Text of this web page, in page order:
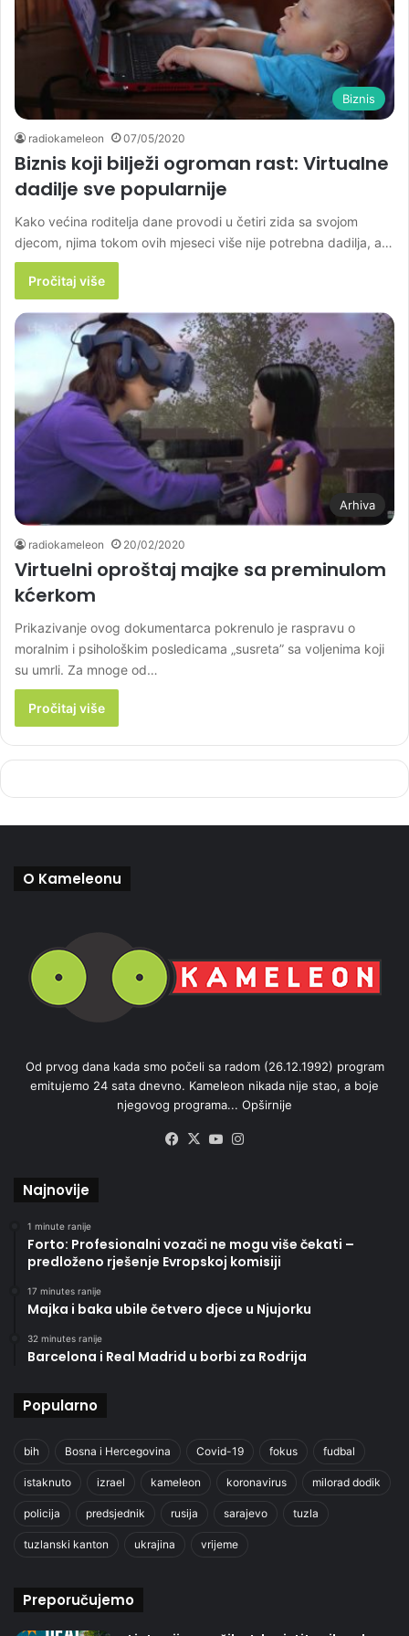
Biznis
radiokameleon 07/05/2020
Biznis koji bilježi ogroman rast: Virtualne
dadilje sve popularnije
Kako većina roditelja dane provodi u četiri zida sa svojom
djecom, njima tokom ovih mjeseci više nije potrebna dadilja, a…
Pročitaj više
Arhiva
radiokameleon 20/02/2020
Virtuelni oproštaj majke sa preminulom
kćerkom
Prikazivanje ovog dokumentarca pokrenulo je raspravu o
moralnim i psihološkim posledicama „susreta” sa voljenima koji
su umrli. Za mnoge od…
Pročitaj više
O Kameleonu
Od prvog dana kada smo počeli sa radom (26.12.1992) program
emitujemo 24 sata dnevno. Kameleon nikada nije stao, a boje
njegovog programa... Opširnije
Facebook
X YouTube
Najnovije
1 minute ranije
Forto: Profesionalni vozači ne mogu više čekati –
predloženo rješenje Evropskoj komisiji
17 minutes ranije
Majka i baka ubile četvero djece u Njujorku
32 minutes ranije
Barcelona i Real Madrid u borbi za Rodrija
Popularno
bih Bosna i Hercegovina Covid-19 fokus fudbal
istaknuto izrael kameleon koronavirus milorad dodik
policija predsjednik rusija sarajevo tuzla
tuzlanski kanton ukrajina vrijeme
Preporučujemo